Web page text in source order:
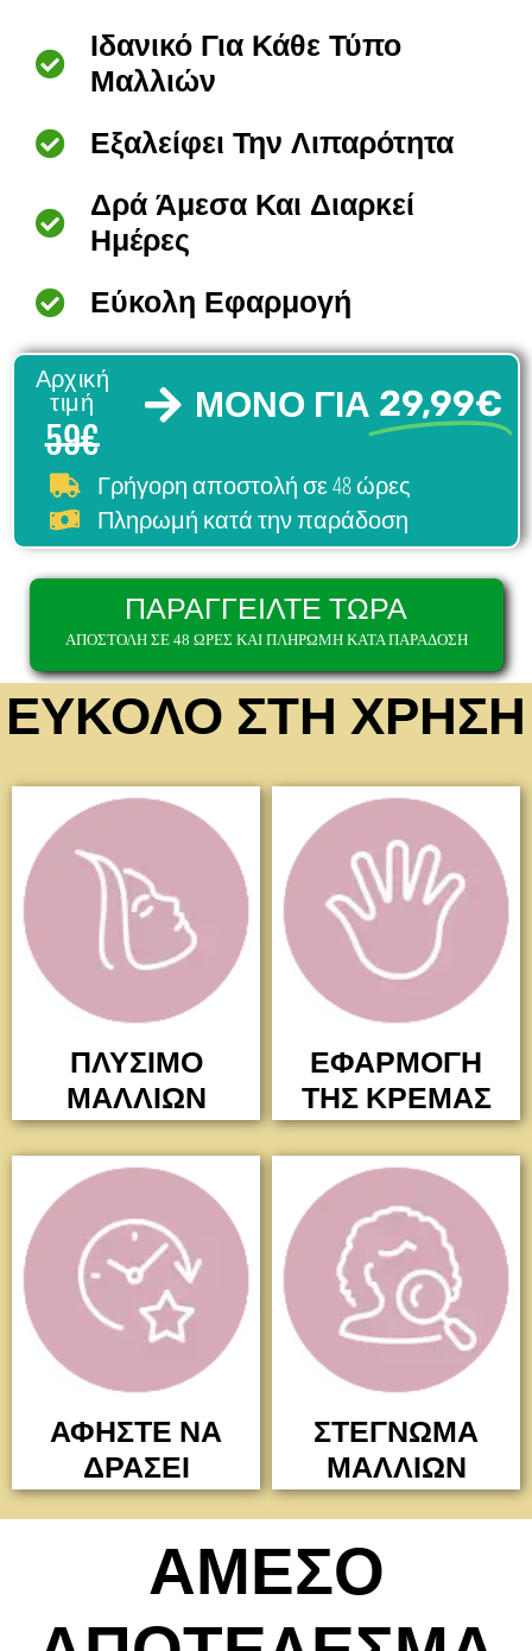
Ιδανικό Για Κάθε Τύπο
Μαλλιών
Εξαλείφει Την Λιπαρότητα
Δρά Άμεσα Και Διαρκεί
Ημέρες
Εύκολη Εφαρμογή
Αρχική
τιμή
59€
ΜΟΝΟ ΓΙΑ 29,99€
Γρήγορη αποστολή σε 48 ώρες
Πληρωμή κατά την παράδοση
ΠΑΡΑΓΓΕΙΛΤΕ ΤΩΡΑ
ΑΠΟΣΤΟΛΗ ΣΕ 48 ΩΡΕΣ ΚΑΙ ΠΛΗΡΩΜΗ ΚΑΤΑ ΠΑΡΑΔΟΣΗ
ΕΥΚΟΛΟ ΣΤΗ ΧΡΗΣΗ
ΠΛΥΣΙΜΟ
ΜΑΛΛΙΩΝ
ΕΦΑΡΜΟΓΗ
ΤΗΣ ΚΡΕΜΑΣ
ΑΦΗΣΤΕ ΝΑ
ΔΡΑΣΕΙ
ΣΤΕΓΝΩΜΑ
ΜΑΛΛΙΩΝ
ΑΜΕΣΟ